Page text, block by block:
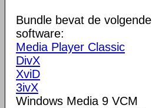
Bundle bevat de volgende
software:
Media Player Classic
DivX
XviD
3ivX
Windows Media 9 VCM